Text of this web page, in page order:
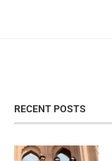
RECENT POSTS